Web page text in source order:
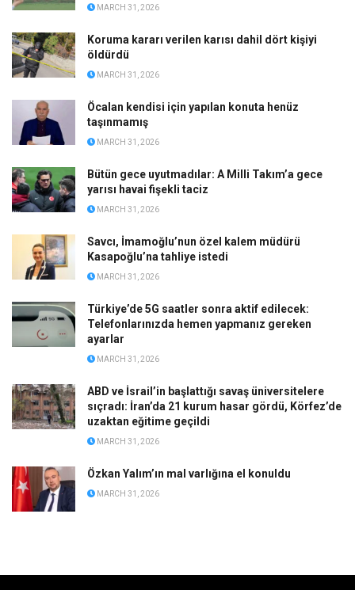
MARCH 31, 2026
Koruma kararı verilen karısı dahil dört kişiyi
öldürdü
MARCH 31, 2026
Öcalan kendisi için yapılan konuta henüz
taşınmamış
MARCH 31, 2026
Bütün gece uyutmadılar: A Milli Takım’a gece
yarısı havai fişekli taciz
MARCH 31, 2026
Savcı, İmamoğlu’nun özel kalem müdürü
Kasapoğlu’na tahliye istedi
MARCH 31, 2026
Türkiye’de 5G saatler sonra aktif edilecek:
Telefonlarınızda hemen yapmanız gereken
ayarlar
MARCH 31, 2026
ABD ve İsrail’in başlattığı savaş üniversitelere
sıçradı: İran’da 21 kurum hasar gördü, Körfez’de
uzaktan eğitime geçildi
MARCH 31, 2026
Özkan Yalım’ın mal varlığına el konuldu
MARCH 31, 2026